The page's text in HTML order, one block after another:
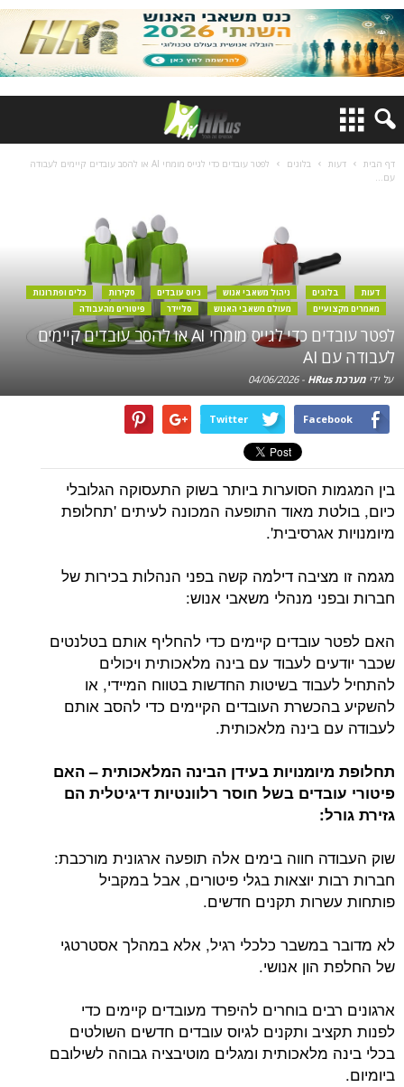
דף הבית דעות בלוגים
לפטר עובדים כדי לגייס מומחי AI או להסב עובדים קיימים לעבודה
עם...
דעות בלוגים ניהול משאבי אנוש גיוס עובדים סקירות
כלים ופתרונות
מאמרים מקצועיים
מעולם משאבי האנוש סליידר פיטורים מהעבודה
לפטר עובדים כדי לגייס מומחי AI או להסב עובדים קיימים
לעבודה עם AI
על ידי מערכת HRus -
04/06/2026
Facebook
Twitter
בין המגמות הסוערות ביותר בשוק התעסוקה הגלובלי
כיום, בולטת מאוד התופעה המכונה לעיתים 'תחלופת
מיומנויות אגרסיבית'.
מגמה זו מציבה דילמה קשה בפני הנהלות בכירות של
חברות ובפני מנהלי משאבי אנוש:
האם לפטר עובדים קיימים כדי להחליף אותם בטלנטים
שכבר יודעים לעבוד עם בינה מלאכותית ויכולים
להתחיל לעבוד בשיטות החדשות בטווח המיידי, או
להשקיע בהכשרת העובדים הקיימים כדי להסב אותם
לעבודה עם בינה מלאכותית.
תחלופת מיומנויות בעידן הבינה המלאכותית – האם
פיטורי עובדים בשל חוסר רלוונטיות דיגיטלית הם
גזירת גורל:
שוק העבודה חווה בימים אלה תופעה ארגונית מורכבת:
חברות רבות יוצאות בגלי פיטורים, אבל במקביל
פותחות עשרות תקנים חדשים.
לא מדובר במשבר כלכלי רגיל, אלא במהלך אסטרטגי
של החלפת הון אנושי.
ארגונים רבים בוחרים להיפרד מעובדים קיימים כדי
לפנות תקציב ותקנים לגיוס עובדים חדשים השולטים
בכלי בינה מלאכותית ומגלים מוטיבציה גבוהה לשילובם
ביומיום.